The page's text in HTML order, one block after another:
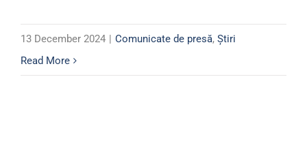
13 December 2024 | Comunicate de presă, Știri
Read More